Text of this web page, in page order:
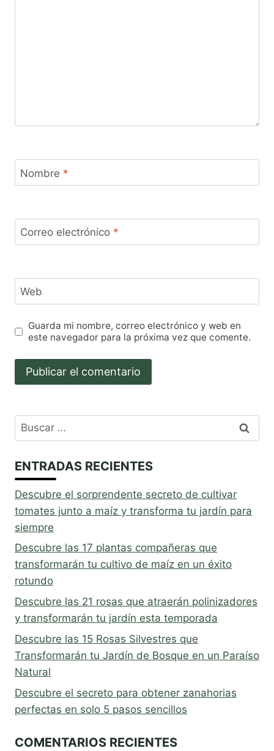
Nombre *
Correo electrónico *
Web
Guarda mi nombre, correo electrónico y web en
este navegador para la próxima vez que comente.
Buscar:
ENTRADAS RECIENTES
Descubre el sorprendente secreto de cultivar
tomates junto a maíz y transforma tu jardín para
siempre
Descubre las 17 plantas compañeras que
transformarán tu cultivo de maíz en un éxito
rotundo
Descubre las 21 rosas que atraerán polinizadores
y transformarán tu jardín esta temporada
Descubre las 15 Rosas Silvestres que
Transformarán tu Jardín de Bosque en un Paraíso
Natural
Descubre el secreto para obtener zanahorias
perfectas en solo 5 pasos sencillos
COMENTARIOS RECIENTES